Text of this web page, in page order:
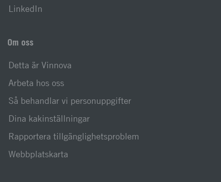
LinkedIn
Om oss
Detta är Vinnova
Arbeta hos oss
Så behandlar vi personuppgifter
Dina kakinställningar
Rapportera tillgänglighetsproblem
Webbplatskarta